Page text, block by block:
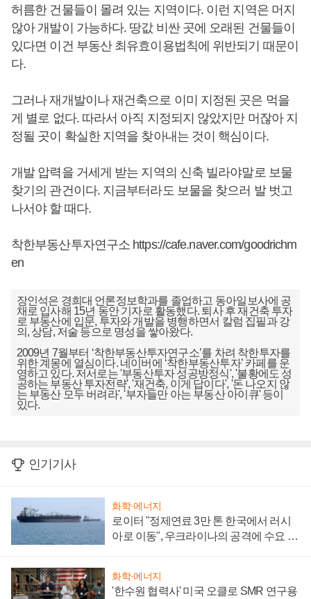
허름한 건물들이 몰려 있는 지역이다. 이런 지역은 머지
않아 개발이 가능하다. 땅값 비싼 곳에 오래된 건물들이
있다면 이건 부동산 최유효이용법칙에 위반되기 때문이
다.
그러나 재개발이나 재건축으로 이미 지정된 곳은 먹을
게 별로 없다. 따라서 아직 지정되지 않았지만 머잖아 지
정될 곳이 확실한 지역을 찾아내는 것이 핵심이다.
개발 압력을 거세게 받는 지역의 신축 빌라야말로 보물
찾기의 관건이다. 지금부터라도 보물을 찾으러 발 벗고
나서야 할 때다.
착한부동산투자연구소 https://cafe.naver.com/goodrichm
en
장인석은 경희대 언론정보학과를 졸업하고 동아일보사에 공
채로 입사해 15년 동안 기자로 활동했다. 퇴사 후 재건축 투자
로 부동산에 입문, 투자와 개발을 병행하면서 칼럼 집필과 강
의, 상담, 저술 등으로 명성을 쌓아왔다.
2009년 7월부터 ‘착한부동산투자연구소’를 차려 착한투자를
위한 계몽에 열심이다. 네이버에 ‘착한부동산투자’ 카페를 운
영하고 있다. 저서로는 '부동산투자 성공방정식', '불황에도 성
공하는 부동산 투자전략', '재건축, 이게 답이다', '돈 나오지 않
는 부동산 모두 버려라', '부자들만 아는 부동산 아이큐' 등이
있다.
인기기사
화학·에너지
로이터 "정제연료 3만 톤 한국에서 러시
아로 이동", 우크라이나의 공격에 수요 늘
화학·에너지
'한수원 협력사' 미국 오클로 SMR 연구용